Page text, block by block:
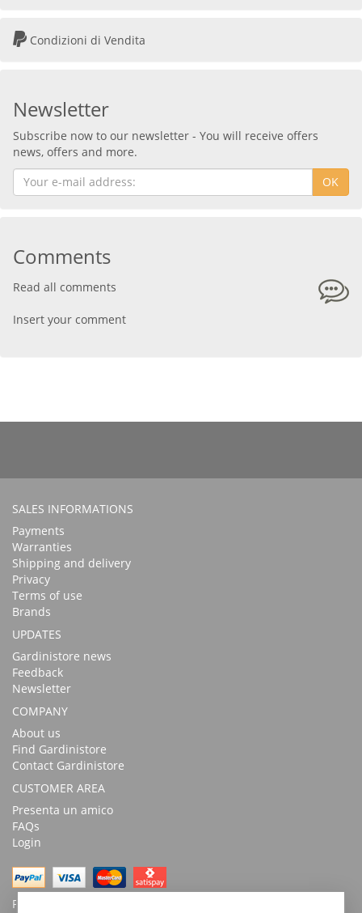
Condizioni di Vendita
Newsletter
Subscribe now to our newsletter - You will receive offers
news, offers and more.
OK
Comments
Read all comments
Insert your comment
SALES INFORMATIONS
Payments
Warranties
Shipping and delivery
Privacy
Terms of use
Brands
UPDATES
Gardinistore news
Feedback
Newsletter
COMPANY
About us
Find Gardinistore
Contact Gardinistore
CUSTOMER AREA
Presenta un amico
FAQs
Login
Possibility of payment with bank transfer